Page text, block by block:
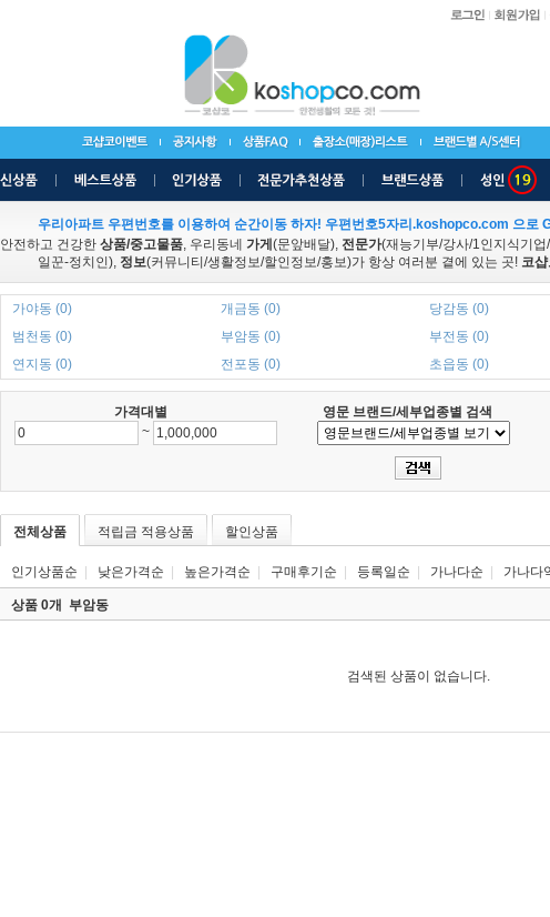
우리아파트 우편번호를 이용하여 순간이동 하자! 우편번호5자리.koshopco.com 으로
안전하고 건강한 상품/중고물품, 우리동네 가게 (문앞배달), 전문가(재능기부/강사/1인지식기업
일꾼-정치인), 정보(커뮤니티/생활정보/할인정보/홍보)가 항상 여러분 곁에 있는 곳! 코
가야동 (0) 개금동 (0)
당감동 (0)
범천동 (0)
부암동 (0)
부전동 (0)
연지동 (0)
전포동 (0) 초읍동 (0)
가격대별
영문 브랜드/세부업종별 검색
~
전체상품 적립금 적용상품 할인상품
인기상품순 낮은가격순 높은가격순 구매후기순 등록일순 가나다순 가나다
상품 0개 부암동
검색된 상품이 없습니다.